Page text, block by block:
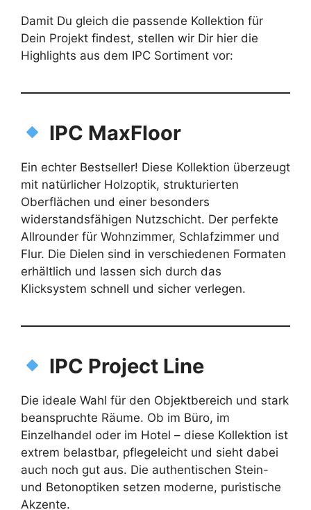
Damit Du gleich die passende Kollektion für
Dein Projekt findest, stellen wir Dir hier die
Highlights aus dem IPC Sortiment vor:
IPC MaxFloor
Ein echter Bestseller! Diese Kollektion überzeugt
mit natürlicher Holzoptik, strukturierten
Oberflächen und einer besonders
widerstandsfähigen Nutzschicht. Der perfekte
Allrounder für Wohnzimmer, Schlafzimmer und
Flur. Die Dielen sind in verschiedenen Formaten
erhältlich und lassen sich durch das
Klicksystem schnell und sicher verlegen.
IPC Project Line
Die ideale Wahl für den Objektbereich und stark
beanspruchte Räume. Ob im Büro, im
Einzelhandel oder im Hotel – diese Kollektion ist
extrem belastbar, pflegeleicht und sieht dabei
auch noch gut aus. Die authentischen Stein-
und Betonoptiken setzen moderne, puristische
Akzente.